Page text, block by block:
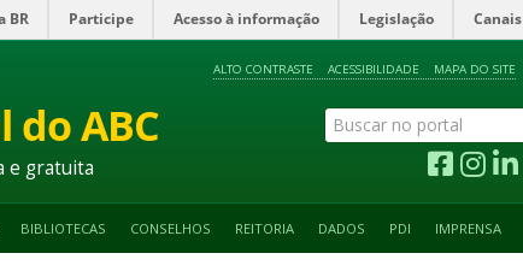
BR Participe Acesso à informação Legislação Canais
ALTO CONTRASTE ACESSIBILIDADE MAPA DO SITE
do ABC
e gratuita
BIBLIOTECAS CONSELHOS REITORIA DADOS PDI IMPRENSA